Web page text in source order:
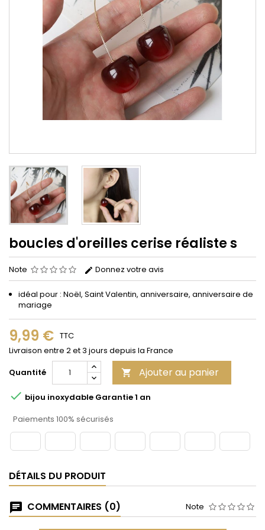
boucles d'oreilles cerise réaliste s
Note Donnez votre avis
idéal pour : Noël, Saint Valentin, anniversaire, anniversaire de
mariage
9,99 € TTC
Livraison entre 2 et 3 jours depuis la France
Quantité
 Ajouter au panier
 bijou inoxydable Garantie 1 an
Paiements 100% sécurisés
DÉTAILS DU PRODUIT
COMMENTAIRES (0) Note